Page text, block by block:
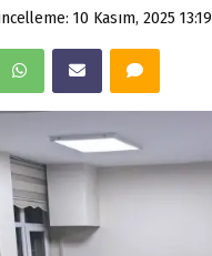
10 Kasım, 2025 13:19